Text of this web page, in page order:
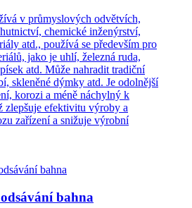
v průmyslových odvětvích,
chemické inženýrství,
atd., používá se především pro
jako je uhlí, železná ruda,
atd. Může nahradit tradiční
skleněné dýmky atd. Je odolnější
korozi a méně náchylný k
zlepšuje efektivitu výroby a
zařízení a snižuje výrobní
bahna